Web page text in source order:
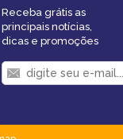
Receba grátis as
principais notícias,
dicas e promoções